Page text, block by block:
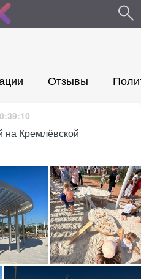
Отзывы
на Кремлёвской